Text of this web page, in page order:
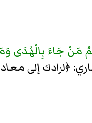
مَنْ جَاءَ بِالْهُدَى